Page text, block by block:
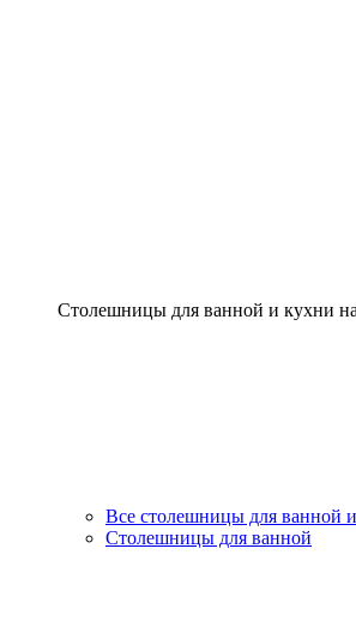
Столешницы для ванной и кухни на
Все столешницы для ванной
Столешницы для ванной